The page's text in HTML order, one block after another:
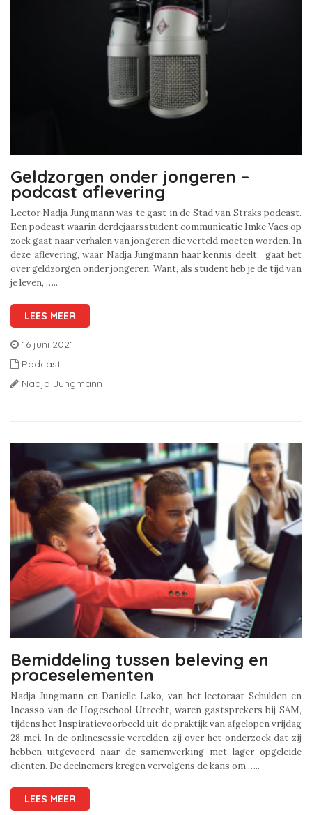
Geldzorgen onder jongeren –
podcast aflevering
Lector Nadja Jungmann was te gast in de Stad van Straks podcast.
Een podcast waarin derdejaarsstudent communicatie Imke Vaes op
zoek gaat naar verhalen van jongeren die verteld moeten worden. In
deze aflevering, waar Nadja Jungmann haar kennis deelt, gaat het
over geldzorgen onder jongeren. Want, als student heb je de tijd van
je leven, …..
LEES MEER
16 juni 2021
Podcast
Nadja Jungmann
Bemiddeling tussen beleving en
proceselementen
Nadja Jungmann en Danielle Lako, van het lectoraat Schulden en
Incasso van de Hogeschool Utrecht, waren gastsprekers bij SAM,
tijdens het Inspiratievoorbeeld uit de praktijk van afgelopen vrijdag
28 mei. In de onlinesessie vertelden zij over het onderzoek dat zij
hebben uitgevoerd naar de samenwerking met lager opgeleide
cliënten. De deelnemers kregen vervolgens de kans om …..
LEES MEER